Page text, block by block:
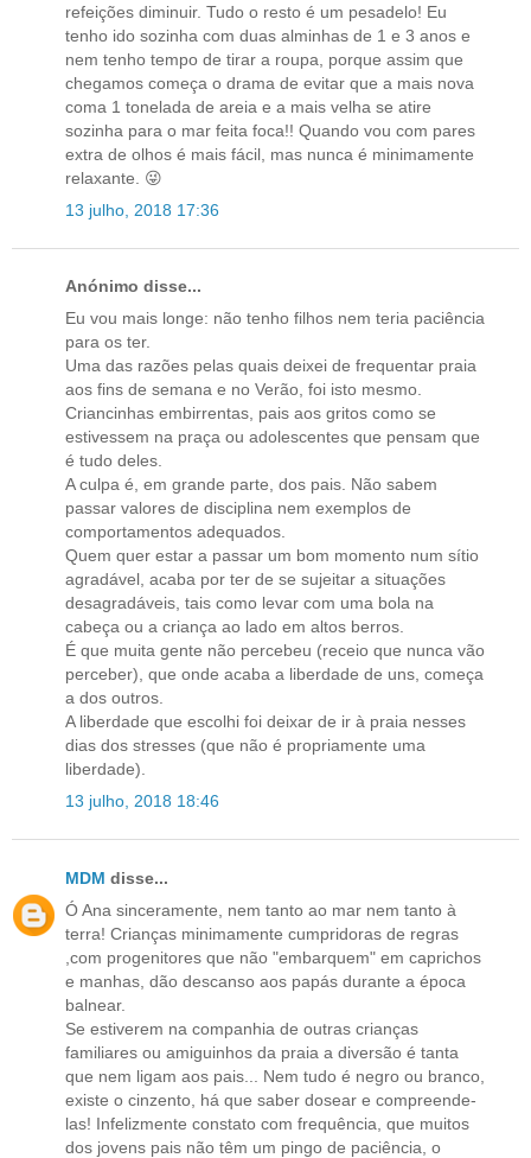
refeições diminuir. Tudo o resto é um pesadelo! Eu
tenho ido sozinha com duas alminhas de 1 e 3 anos e
nem tenho tempo de tirar a roupa, porque assim que
chegamos começa o drama de evitar que a mais nova
coma 1 tonelada de areia e a mais velha se atire
sozinha para o mar feita foca!! Quando vou com pares
extra de olhos é mais fácil, mas nunca é minimamente
relaxante. 😜
13 julho, 2018 17:36
Anónimo disse...
Eu vou mais longe: não tenho filhos nem teria paciência
para os ter.
Uma das razões pelas quais deixei de frequentar praia
aos fins de semana e no Verão, foi isto mesmo.
Criancinhas embirrentas, pais aos gritos como se
estivessem na praça ou adolescentes que pensam que
é tudo deles.
A culpa é, em grande parte, dos pais. Não sabem
passar valores de disciplina nem exemplos de
comportamentos adequados.
Quem quer estar a passar um bom momento num sítio
agradável, acaba por ter de se sujeitar a situações
desagradáveis, tais como levar com uma bola na
cabeça ou a criança ao lado em altos berros.
É que muita gente não percebeu (receio que nunca vão
perceber), que onde acaba a liberdade de uns, começa
a dos outros.
A liberdade que escolhi foi deixar de ir à praia nesses
dias dos stresses (que não é propriamente uma
liberdade).
13 julho, 2018 18:46
MDM disse...
Ó Ana sinceramente, nem tanto ao mar nem tanto à
terra! Crianças minimamente cumpridoras de regras
,com progenitores que não "embarquem" em caprichos
e manhas, dão descanso aos papás durante a época
balnear.
Se estiverem na companhia de outras crianças
familiares ou amiguinhos da praia a diversão é tanta
que nem ligam aos pais... Nem tudo é negro ou branco,
existe o cinzento, há que saber dosear e compreende-
las! Infelizmente constato com frequência, que muitos
dos jovens pais não têm um pingo de paciência, o